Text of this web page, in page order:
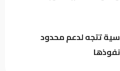
تتجه لدعم محدود